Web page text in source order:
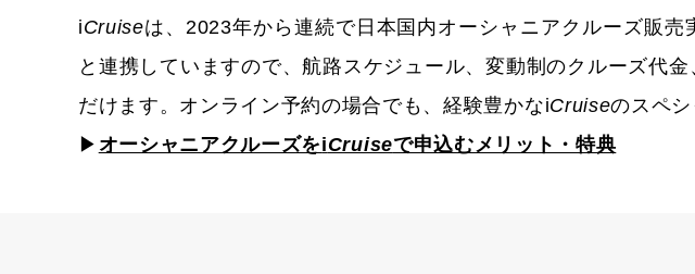
iCruiseは、2023年から連続で日本国内オーシャニアクルーズ販
と連携していますので、航路スケジュール、変動制のクルーズ代
だけます。オンライン予約の場合でも、経験豊かなiCruiseのスペ
▶ オーシャニアクルーズをiCruiseで申込むメリット・特典